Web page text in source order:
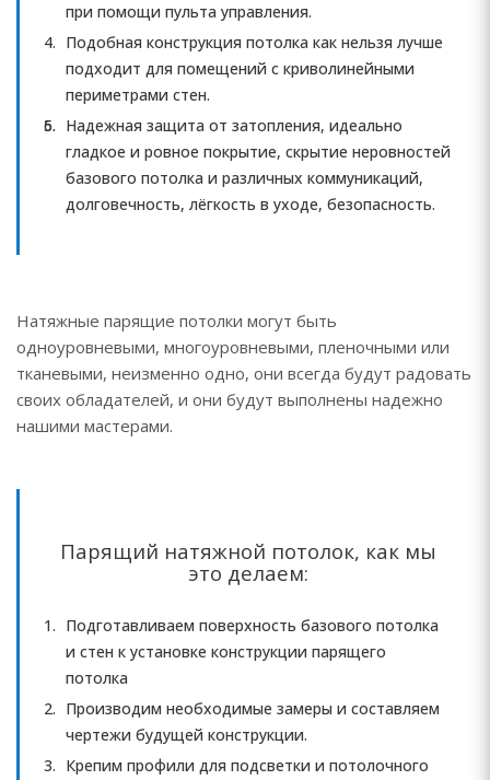
при помощи пульта управления.
Подобная конструкция потолка как нельзя лучше
подходит для помещений с криволинейными
периметрами стен.
Надежная защита от затопления, идеально
гладкое и ровное покрытие, скрытие неровностей
базового потолка и различных коммуникаций,
долговечность, лёгкость в уходе, безопасность.
Натяжные парящие потолки могут быть
одноуровневыми, многоуровневыми, пленочными или
тканевыми, неизменно одно, они всегда будут радовать
своих обладателей, и они будут выполнены надежно
нашими мастерами.
Парящий натяжной потолок, как мы
это делаем:
Подготавливаем поверхность базового потолка
и стен к установке конструкции парящего
потолка
Производим необходимые замеры и составляем
чертежи будущей конструкции.
Крепим профили для подсветки и потолочного